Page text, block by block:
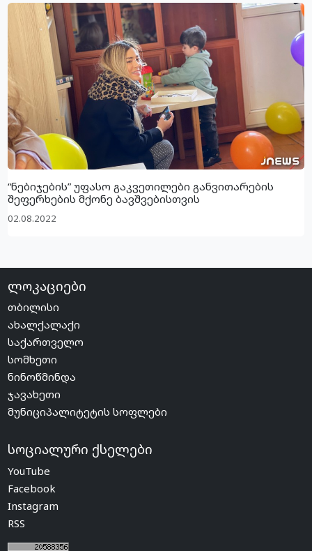
“ნებიჯების” უფასო გაკვეთილები განვითარების
შეფერხების მქონე ბავშვებისთვის
02.08.2022
ლოკაციები
თბილისი
ახალქალაქი
საქართველო
სომხეთი
ნინოწმინდა
ჯავახეთი
მუნიციპალიტეტის სოფლები
სოციალური ქსელები
YouTube
Facebook
Instagram
RSS